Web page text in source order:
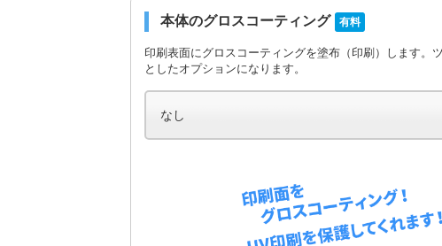
本体のグロスコーティング 有料
印刷表面にグロスコーティングを塗布（印刷）します。
としたオプションになります。